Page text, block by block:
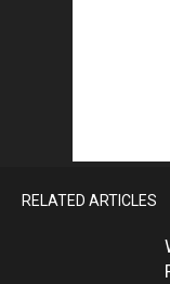
RELATED ARTICLES